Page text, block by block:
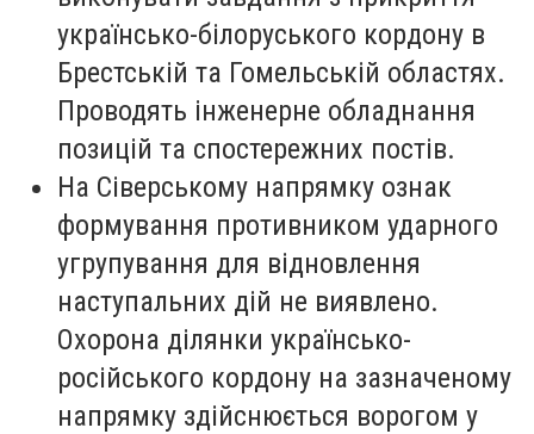
українсько-білоруського кордону в
Брестській та Гомельській областях.
Проводять інженерне обладнання
позицій та спостережних постів.
На Сіверському напрямку ознак
формування противником ударного
угрупування для відновлення
наступальних дій не виявлено.
Охорона ділянки українсько-
російського кордону на зазначеному
напрямку здійснюється ворогом у